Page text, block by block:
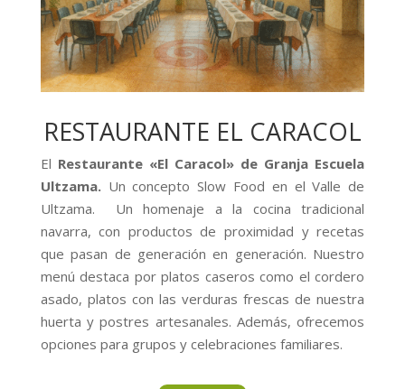
RESTAURANTE EL CARACOL
El Restaurante «El Caracol» de Granja Escuela
Ultzama.Un concepto Slow Food en el Valle de
Ultzama. Un homenaje a la cocina tradicional
navarra, con productos de proximidad y recetas
que pasan de generación en generación. Nuestro
menú destaca por platos caseros como el cordero
asado, platos con las verduras frescas de nuestra
huerta y postres artesanales. Además, ofrecemos
opciones para grupos y celebraciones familiares.